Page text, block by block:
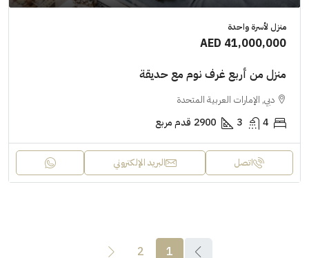
منزل لأسرة واحدة
AED 41,000,000
منزل من أربع غرف نوم مع حديقة
دبي, الإمارات العربية المتحدة
4
3
2900 قدم مربع
اتصل البريد الإلكتروني
1
2